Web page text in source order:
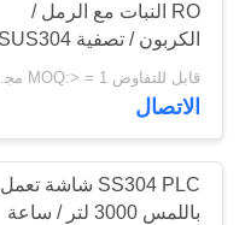
RO النبات مع الرمل /
الكربون / تصفية SUS304
الاتصال
SS304 PLC شاشة تعمل
باللمس 3000 لتر / ساعة